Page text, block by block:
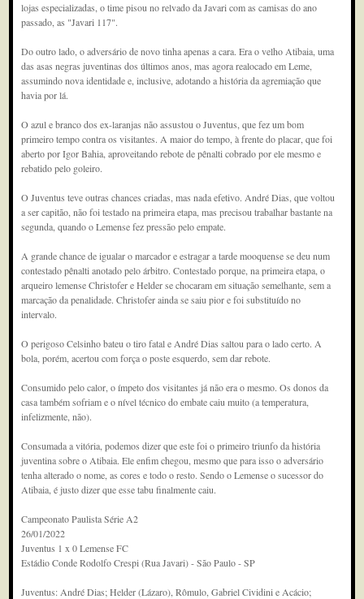
lojas especializadas, o time pisou no relvado da Javari com as camisas do ano
passado, as "Javari 117".
Do outro lado, o adversário de novo tinha apenas a cara. Era o velho Atibaia, uma
das asas negras juventinas dos últimos anos, mas agora realocado em Leme,
assumindo nova identidade e, inclusive, adotando a história da agremiação que
havia por lá.
O azul e branco dos ex-laranjas não assustou o Juventus, que fez um bom
primeiro tempo contra os visitantes. A maior do tempo, à frente do placar, que foi
aberto por Igor Bahia, aproveitando rebote de pênalti cobrado por ele mesmo e
rebatido pelo goleiro.
O Juventus teve outras chances criadas, mas nada efetivo. André Dias, que voltou
a ser capitão, não foi testado na primeira etapa, mas precisou trabalhar bastante na
segunda, quando o Lemense fez pressão pelo empate.
A grande chance de igualar o marcador e estragar a tarde mooquense se deu num
contestado pênalti anotado pelo árbitro. Contestado porque, na primeira etapa, o
arqueiro lemense Christofer e Helder se chocaram em situação semelhante, sem a
marcação da penalidade. Christofer ainda se saiu pior e foi substituído no
intervalo.
O perigoso Celsinho bateu o tiro fatal e André Dias saltou para o lado certo. A
bola, porém, acertou com força o poste esquerdo, sem dar rebote.
Consumido pelo calor, o ímpeto dos visitantes já não era o mesmo. Os donos da
casa também sofriam e o nível técnico do embate caiu muito (a temperatura,
infelizmente, não).
Consumada a vitória, podemos dizer que este foi o primeiro triunfo da história
juventina sobre o Atibaia. Ele enfim chegou, mesmo que para isso o adversário
tenha alterado o nome, as cores e todo o resto. Sendo o Lemense o sucessor do
Atibaia, é justo dizer que esse tabu finalmente caiu.
Campeonato Paulista Série A2
26/01/2022
Juventus 1 x 0 Lemense FC
Estádio Conde Rodolfo Crespi (Rua Javari) - São Paulo - SP
Juventus: André Dias; Helder (Lázaro), Rômulo, Gabriel Cividini e Acácio;